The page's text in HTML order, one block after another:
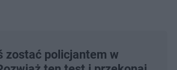
zostać policjantem w